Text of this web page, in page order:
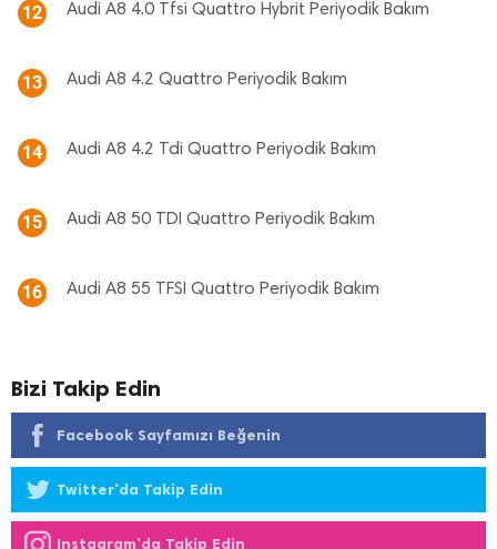
12 Audi A8 4.0 Tfsi Quattro Hybrit Periyodik Bakım
13 Audi A8 4.2 Quattro Periyodik Bakım
14 Audi A8 4.2 Tdi Quattro Periyodik Bakım
15 Audi A8 50 TDI Quattro Periyodik Bakım
16 Audi A8 55 TFSI Quattro Periyodik Bakım
Bizi Takip Edin
Facebook Sayfamızı Beğenin
Twitter'da Takip Edin
Instagram'da Takip Edin